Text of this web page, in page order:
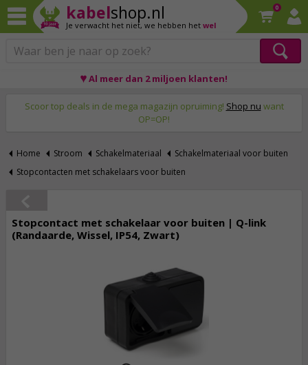
kabelshop.nl
Je verwacht het niet, we hebben het wel
0
♥ Al meer dan 2 miljoen klanten!
Scoor top deals in de mega magazijn opruiming! Shop nu want
OP=OP!
Home Stroom Schakelmateriaal
Schakelmateriaal voor buiten
Stopcontacten met schakelaars voor buiten
Stopcontact met schakelaar voor buiten | Q-link
(Randaarde, Wissel, IP54, Zwart)